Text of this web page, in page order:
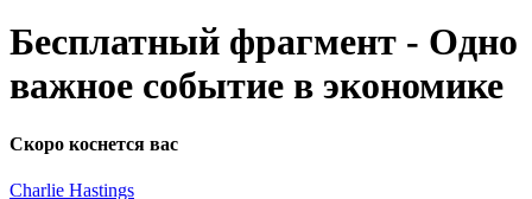
Бесплатный фрагмент - Одно
важное событие в экономике
Скоро коснется вас
Charlie Hastings